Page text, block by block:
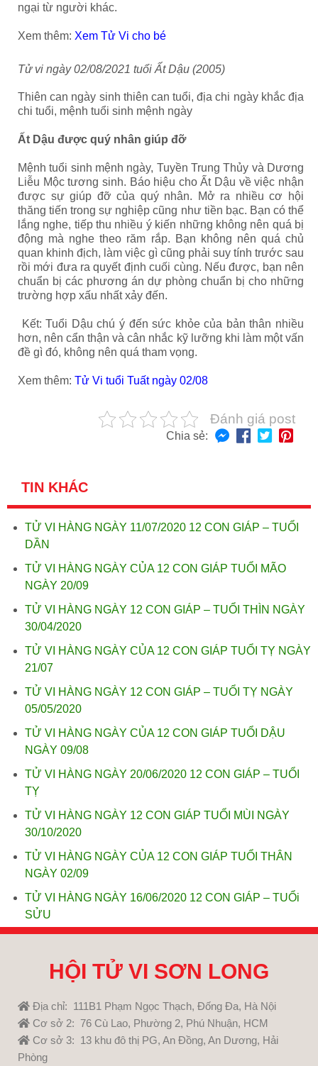
ngại từ người khác.
Xem thêm: Xem Tử Vi cho bé
Tử vi ngày 02/08/2021 tuổi Ất Dậu (2005)
Thiên can ngày sinh thiên can tuổi, địa chi ngày khắc địa
chi tuổi, mệnh tuổi sinh mệnh ngày
Ất Dậu được quý nhân giúp đỡ
Mệnh tuổi sinh mệnh ngày, Tuyền Trung Thủy và Dương
Liễu Mộc tương sinh. Báo hiệu cho Ất Dậu về việc nhận
được sự giúp đỡ của quý nhân. Mở ra nhiều cơ hội
thăng tiến trong sự nghiệp cũng như tiền bạc. Bạn có thể
lắng nghe, tiếp thu nhiều ý kiến những không nên quá bị
động mà nghe theo răm rắp. Bạn không nên quá chủ
quan khinh địch, làm việc gì cũng phải suy tính trước sau
rồi mới đưa ra quyết định cuối cùng. Nếu được, bạn nên
chuẩn bị các phương án dự phòng chuẩn bị cho những
trường hợp xấu nhất xảy đến.
Kết: Tuổi Dậu chú ý đến sức khỏe của bản thân nhiều
hơn, nên cẩn thận và cân nhắc kỹ lưỡng khi làm một vấn
đề gì đó, không nên quá tham vọng.
Xem thêm: Tử Vi tuổi Tuất ngày 02/08
Đánh giá post
Chia sẻ:
TIN KHÁC
TỬ VI HÀNG NGÀY 11/07/2020 12 CON GIÁP – TUỔI
DẦN
TỬ VI HÀNG NGÀY CỦA 12 CON GIÁP TUỔI MÃO
NGÀY 20/09
TỬ VI HÀNG NGÀY 12 CON GIÁP – TUỔI THÌN NGÀY
30/04/2020
TỬ VI HÀNG NGÀY CỦA 12 CON GIÁP TUỔI TỴ NGÀY
21/07
TỬ VI HÀNG NGÀY 12 CON GIÁP – TUỔI TỴ NGÀY
05/05/2020
TỬ VI HÀNG NGÀY CỦA 12 CON GIÁP TUỔI DẬU
NGÀY 09/08
TỬ VI HÀNG NGÀY 20/06/2020 12 CON GIÁP – TUỔI
TỴ
TỬ VI HÀNG NGÀY 12 CON GIÁP TUỔI MÙI NGÀY
30/10/2020
TỬ VI HÀNG NGÀY CỦA 12 CON GIÁP TUỔI THÂN
NGÀY 02/09
TỬ VI HÀNG NGÀY 16/06/2020 12 CON GIÁP – TUỔi
SỬU
HỘI TỬ VI SƠN LONG
Địa chỉ: 111B1 Phạm Ngọc Thạch, Đống Đa, Hà Nội
Cơ sở 2: 76 Cù Lao, Phường 2, Phú Nhuận, HCM
Cơ sở 3: 13 khu đô thị PG, An Đồng, An Dương, Hải
Phòng